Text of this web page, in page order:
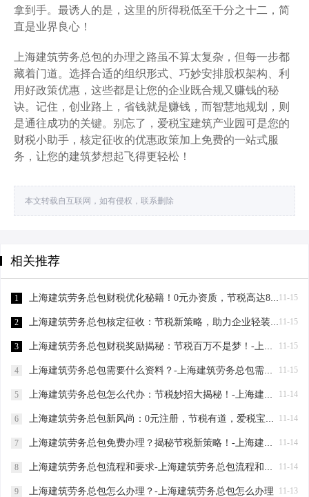
拿到手。最诱人的是，这里的所得税低至千分之十二，简
直是业界良心！
上海建筑劳务总包的办理之路虽不算太复杂，但每一步都
藏着门道。选择合适的组织形式、巧妙安排股权架构、利
用好政策优惠，这些都是让您的企业既合规又赚钱的秘
诀。记住，创业路上，省钱就是赚钱，而智慧地规划，则
是通往成功的关键。别忘了，爱税宝建筑产业园可是您的
财税小助手，核定征收的优惠政策加上免费的一站式服
务，让您的建筑梦想起飞得更轻松！
本文转载自互联网，如有侵权，联系删除
相关推荐
11-15
1 上海建筑劳务总包财税优化秘籍！0元办资质，节税高达80%-上海建筑劳务总包财税优化
11-15
2 上海建筑劳务总包核定征收：节税新策略，助力企业轻装上阵！-上海建筑劳务总包核定征收
11-15
3 上海建筑劳务总包财税奖励揭秘：节税百万不是梦！-上海建筑劳务总包财税奖励
11-15
4 上海建筑劳务总包需要什么资料？-上海建筑劳务总包需要什么资料
11-14
5 上海建筑劳务总包怎么代办：节税妙招大揭秘！-上海建筑劳务总包怎么代办
11-14
6 上海建筑劳务总包新风尚：0元注册，节税有道，爱税宝助力企业轻装上阵！-上海建筑劳务总包需要到场吗？
11-14
7 上海建筑劳务总包免费办理？揭秘节税新策略！-上海建筑劳务总包免费办理吗？
11-14
8 上海建筑劳务总包流程和要求-上海建筑劳务总包流程和要求
11-13
9 上海建筑劳务总包怎么办理？-上海建筑劳务总包怎么办理